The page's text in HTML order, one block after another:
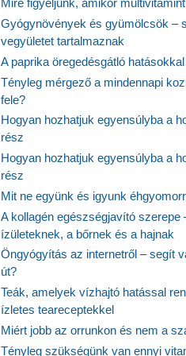
Mire figyeljünk, amikor
Gyógynövények és gyümölcsök –
vegyületet tartalmaznak
A paprika öregedésgátló
Tényleg mérgező a mindennapi
fele?
Hogyan hozhatjuk egyensúlyba a
rész
Hogyan hozhatjuk egyensúlyba a
rész
Mit ne együnk és igyunk
A kollagén egészségjavító szerepe
ízületeknek, a bőrnek és a hajnak
Öngyógyítás az internetről – segít
út?
Teák, amelyek vízhajtó hatással
ízletes teareceptekkel
Miért jobb az orrunkon és nem a
Tényleg szükségünk van ennyi